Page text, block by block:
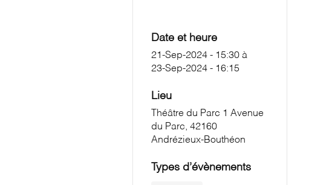
Date et heure
21-Sep-2024 - 15:30 à
23-Sep-2024 - 16:15
Lieu
Théâtre du Parc 1 Avenue
du Parc, 42160
Andrézieux-Bouthéon
Types d’évènements